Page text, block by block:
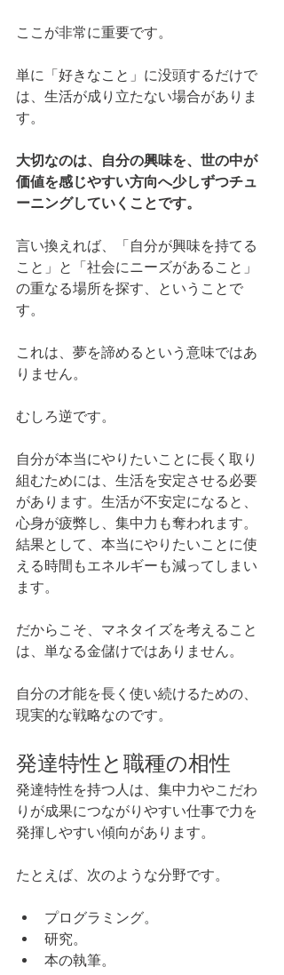
ここが非常に重要です。
単に「好きなこと」に没頭するだけで
は、生活が成り立たない場合がありま
す。
大切なのは、自分の興味を、世の中が
価値を感じやすい方向へ少しずつチュ
ーニングしていくことです。
言い換えれば、「自分が興味を持てる
こと」と「社会にニーズがあること」
の重なる場所を探す、ということで
す。
これは、夢を諦めるという意味ではあ
りません。
むしろ逆です。
自分が本当にやりたいことに長く取り
組むためには、生活を安定させる必要
があります。生活が不安定になると、
心身が疲弊し、集中力も奪われます。
結果として、本当にやりたいことに使
える時間もエネルギーも減ってしまい
ます。
だからこそ、マネタイズを考えること
は、単なる金儲けではありません。
自分の才能を長く使い続けるための、
現実的な戦略なのです。
発達特性と職種の相性
発達特性を持つ人は、集中力やこだわ
りが成果につながりやすい仕事で力を
発揮しやすい傾向があります。
たとえば、次のような分野です。
プログラミング。
研究。
本の執筆。